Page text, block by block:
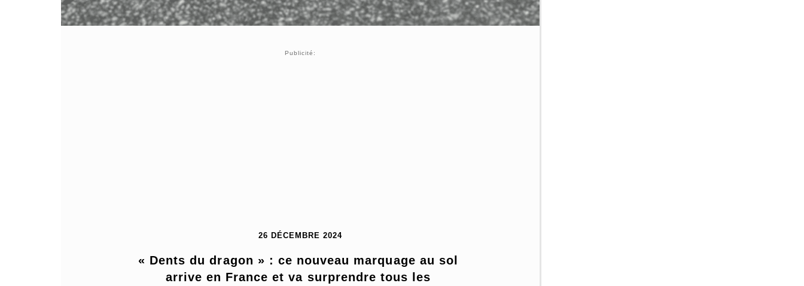
Publicité:
26 DÉCEMBRE 2024
« Dents du dragon » : ce nouveau marquage au sol
arrive en France et va surprendre tous les